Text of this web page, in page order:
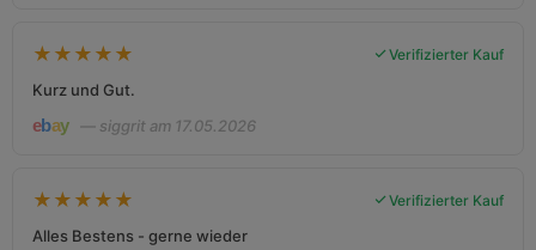
★ ★ ★ ★ ★ Verifizierter Kauf
Kurz und Gut.
— siggrit am 17.05.2026
★ ★ ★ ★ ★ Verifizierter Kauf
Alles Bestens - gerne wieder